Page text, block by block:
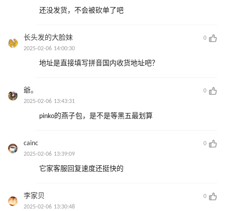
还没发货，不会被砍单了吧
长头发的大脸妹
0
2025-02-06 14:00:30
地址是直接填写拼音国内收货地址吧？
爺。
0
2025-02-06 13:43:31
pinko的燕子包，是不是等黑五最划算
cainc
0
2025-02-06 13:39:09
它家客服回复速度还挺快的
李家贝
0
2025-02-06 13:30:48